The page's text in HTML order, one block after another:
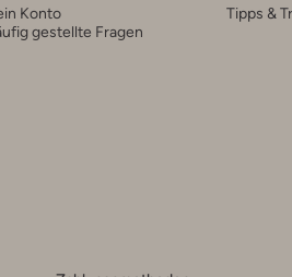
Konto
gestellte Fragen
Tipps &